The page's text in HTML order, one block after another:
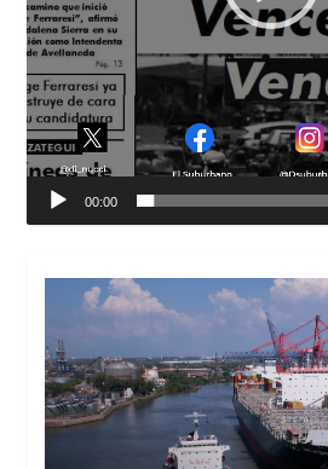
00:00